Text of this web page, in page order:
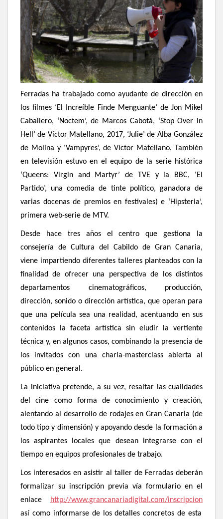
Ferradas ha trabajado como ayudante de dirección en
los filmes ‘El Increíble Finde Menguante’ de Jon Mikel
Caballero, ‘Noctem’, de Marcos Cabotá, ‘Stop Over in
Hell’ de Víctor Matellano, 2017, ‘Julie’ de Alba González
de Molina y ‘Vampyres’, de Víctor Matellano. También
en televisión estuvo en el equipo de la serie histórica
‘Queens: Virgin and Martyr’ de TVE y la BBC, ‘El
Partido’, una comedia de tinte político, ganadora de
varias docenas de premios en festivales) e ‘Hipsteria’,
primera web-serie de MTV.
Desde hace tres años
el centro que gestiona la
consejería de Cultura del Cabildo de Gran Canaria,
viene impartiendo diferentes talleres planteados con la
finalidad de ofrecer una perspectiva de los distintos
departamentos cinematográficos, producción,
dirección, sonido o dirección artística, que operan para
que una película sea una realidad, acentuando en sus
contenidos la faceta artística sin eludir la vertiente
técnica y, en algunos casos, combinando la presencia de
los invitados con una charla-masterclass abierta al
público en general.
La iniciativa pretende, a su vez, resaltar las cualidades
del cine como forma de conocimiento y creación,
alentando al desarrollo de rodajes en Gran Canaria (de
todo tipo y dimensión) y apoyando desde la formación a
los aspirantes locales que desean integrarse con el
tiempo en equipos profesionales de trabajo.
Los interesados en asistir al taller de Ferradas deberán
formalizar su inscripción previa vía formulario en el
enlace http://www.grancanariadigital.com/inscripcion
así como informarse de los detalles concretos de esta